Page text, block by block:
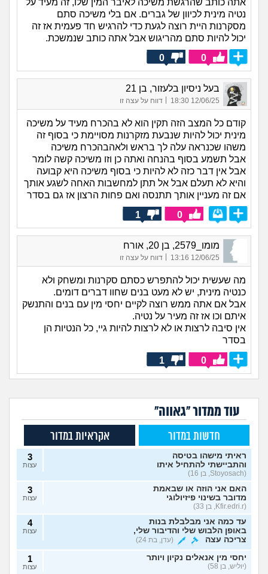
נטיה מינית לכיוון של גברים. אם בלי משיכה סתם
מסקרנות היית רוצה לגעת כדי להרגיש חד פעמית אז זה
יכול להיות סתם מהריגוש אבל אתה כותב שנמשכת.
0
0
בעל ניסיון בלעזור, בן 21
12/06/25 18:30 דווח על עצה זו
קודם כל המצב הזה תקין הוא לא בהכרח מעיד על משיכה
מינית יכול להיות שנבעת מזקרנות מסויימת כי בסוף זה
משהו שכנראה עלה לך בראש ולאהבהכרח משיכה
אבל תשמע בסוף בהנחה ואתה כן וזו משיכה קשה לומר
אבל אין דבר כזה לא להיות כי בסוף משיכה היא קבועה
והיא לא תעלם אבל אל תתן למחשבות האחה לשגע אותך
אם זה מעניין אותך תתנסה ואם פחות הרצון אז גם בסדר
0
1
מומו_2579, בן 20, אורח
12/06/25 13:16 דווח על עצה זו
מה שעשית יכול להתפרש כסתם סקרנות ומשחק ולא
כנטיה מינית, יש לא מעט בנים שחוו דברים דומים.
אבל אם אתה ממש רוצה לקיים יחסי מין עם בנים והתנשק
איתם וכו אז זה מעיר על נטיה.
אין סיבה לרצות או לא לרצות להיות גיי, כל הנטיות הן
בסדר
0
1
עוד ממדור "גאווה"
חדשות במדור אקראיות במדור
ראיתי מישהו בטיסה
והתביישתי להתחיל איתו
(Stoyosach, בן 16)
3
עצות
האם אני הוזה או שבאמת
מדובר בשינוי פיזיולוגי
(Kfir.edri.r, בן 33)
3
עצות
עד כמה אני מבלבלת בנות
באופן הלבוש שלי והדיבור שלי,
צריכה עצה
(עדן, בת 24)
4
עצות
יחסי מין אנאלים נקיון ויותר
(יוליש, בן 58)
1
עצות